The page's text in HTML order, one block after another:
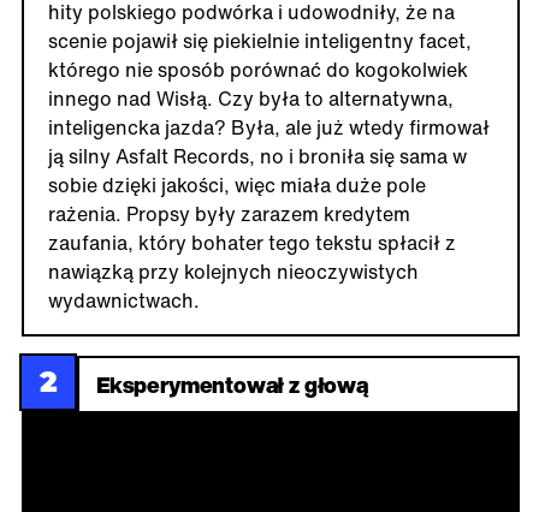
hity polskiego podwórka i udowodniły, że na
scenie pojawił się piekielnie inteligentny facet,
którego nie sposób porównać do kogokolwiek
innego nad Wisłą. Czy była to alternatywna,
inteligencka jazda? Była, ale już wtedy firmował
ją silny Asfalt Records, no i broniła się sama w
sobie dzięki jakości, więc miała duże pole
rażenia. Propsy były zarazem kredytem
zaufania, który bohater tego tekstu spłacił z
nawiązką przy kolejnych nieoczywistych
wydawnictwach.
2 Eksperymentował z głową